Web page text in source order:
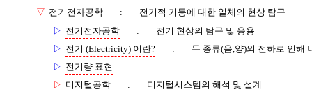
▽ 전기전자공학 :
전기적 거동에 대한 일체의 현상 탐구
▷ 전기전자공학 :
전기 현상의 탐구 및 응용
▷ 전기 (Electricity) 이란? :
두 종류(음,양)의 전하로 인해
▷ 전기량 표현
▷ 디지털공학 :
디지털시스템의 해석 및 설계